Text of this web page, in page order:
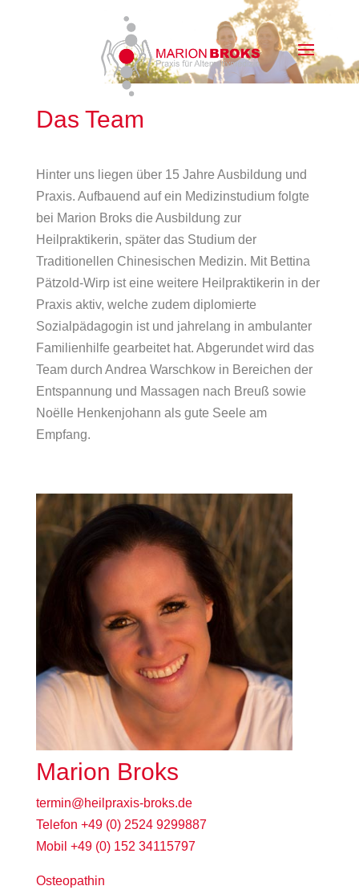
Das Team
Hinter uns liegen über 15 Jahre Ausbildung und
Praxis. Aufbauend auf ein Medizinstudium folgte
bei Marion Broks die Ausbildung zur
Heilpraktikerin, später das Studium der
Traditionellen Chinesischen Medizin. Mit Bettina
Pätzold-Wirp ist eine weitere Heilpraktikerin in der
Praxis aktiv, welche zudem diplomierte
Sozialpädagogin ist und jahrelang in ambulanter
Familienhilfe gearbeitet hat. Abgerundet wird das
Team durch Andrea Warschkow in Bereichen der
Entspannung und Massagen nach Breuß sowie
Noëlle Henkenjohann als gute Seele am
Empfang.
Marion Broks
termin@heilpraxis-broks.de
Telefon +49 (0) 2524 9299887
Mobil +49 (0) 152 34115797
Osteopathin